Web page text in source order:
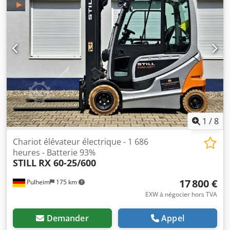
1 /8
Pulheim 175 km
Chariot élévateur électrique - 1 686
heures - Batterie 93%
STILL RX 60-25/600
17 800 €
EXW à négocier hors TVA
Demander Appel